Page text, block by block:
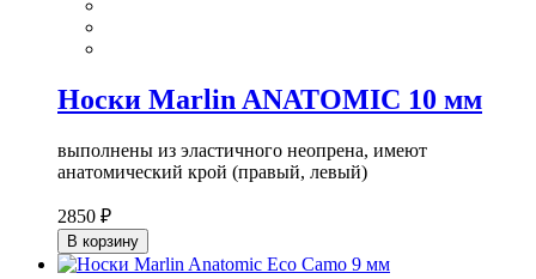
Носки Marlin ANATOMIC 10 мм
выполнены из эластичного неопрена, имеют
анатомический крой (правый, левый)
2850 ₽
В корзину